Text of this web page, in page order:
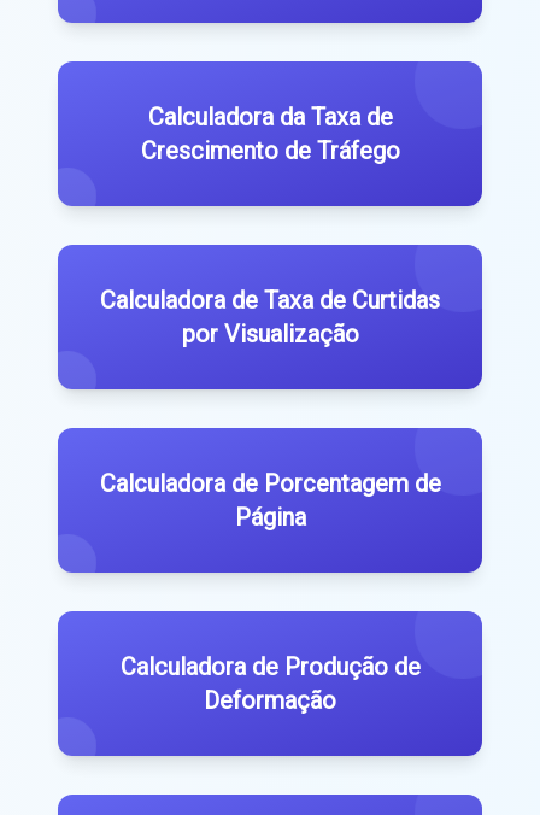
Calculadora da Taxa de
Crescimento de Tráfego
Calculadora de Taxa de Curtidas
por Visualização
Calculadora de Porcentagem de
Página
Calculadora de Produção de
Deformação